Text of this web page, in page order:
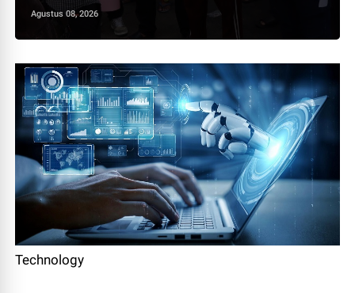
Agustus 08, 2026
Technology